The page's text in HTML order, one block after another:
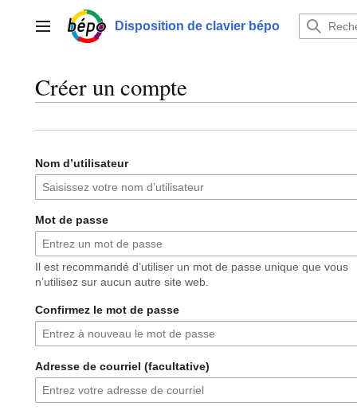
contenuMenu principalDisposition de clavier bépo
Créer un compte
Nom d’utilisateur
Mot de passe
Il est recommandé d’utiliser un mot de passe unique que vous
n’utilisez sur aucun autre site web.
Confirmez le mot de passe
Adresse de courriel (facultative)